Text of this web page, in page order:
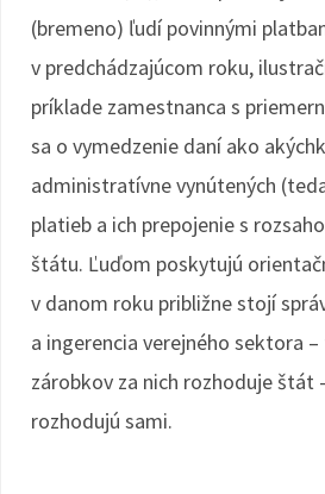
(bremeno) ľudí povinnými
v predchádzajúcom roku,
príklade zamestnanca s
sa o vymedzenie daní ako
administratívne vynútených
platieb a ich prepojenie s
štátu. Ľuďom poskytujú
v danom roku približne stojí
a ingerencia verejného sektora
zárobkov za nich rozhoduje štát
rozhodujú sami.